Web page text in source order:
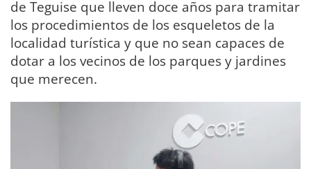
de Teguise que lleven doce años para tramitar
los procedimientos de los esqueletos de la
localidad turística y que no sean capaces de
dotar a los vecinos de los parques y jardines
que merecen.